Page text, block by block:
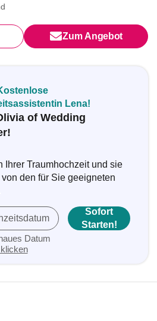
Zum Angebot
Lena!
of Wedding
Ihrer Traumhochzeit und sie
den für Sie geeigneten
Datum
Sofort
Starten!